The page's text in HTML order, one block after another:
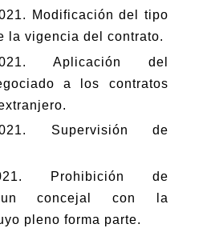
Modificación del tipo
la vigencia del contrato.
Aplicación del
a los contratos
Supervisión de
2021. Prohibición de
concejal con la
pleno forma parte.